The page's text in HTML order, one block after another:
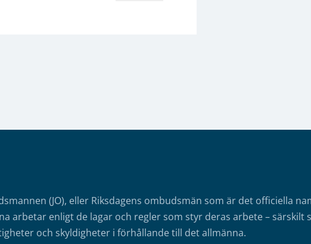
(JO), eller Riksdagens ombudsmän som är det officiella
arbetar enligt de lagar och regler som styr deras arbete – särskilt
och skyldigheter i förhållande till det allmänna.